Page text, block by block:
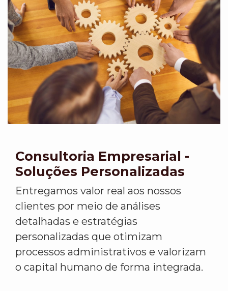
Consultoria Empresarial -
Soluções Personalizadas
Entregamos valor real aos nossos
clientes por meio de análises
detalhadas e estratégias
personalizadas que otimizam
processos administrativos e valorizam
o capital humano de forma integrada.